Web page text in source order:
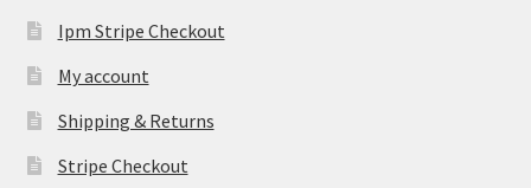
Ipm Stripe Checkout
My account
Shipping & Returns
Stripe Checkout